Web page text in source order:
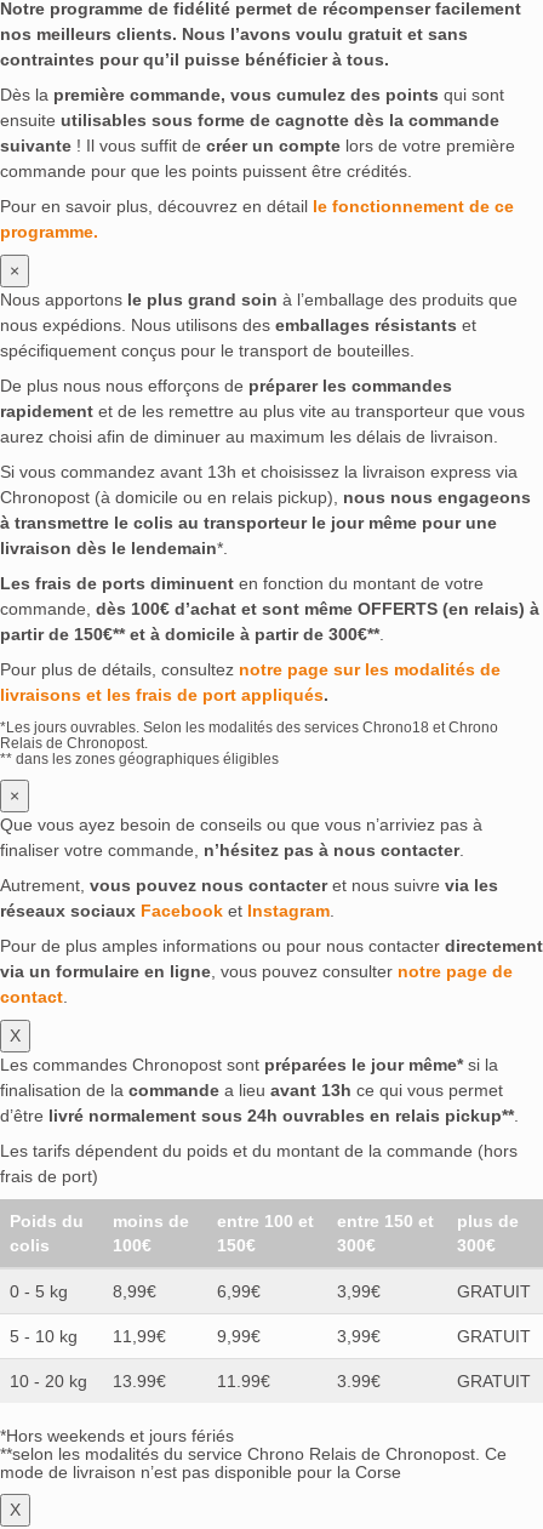
Notre programme de fidélité permet de récompenser facilement
nos meilleurs clients. Nous l’avons voulu gratuit et sans
contraintes pour qu’il puisse bénéficier à tous.
Dès la première commande, vous cumulez des points qui sont
ensuite utilisables sous forme de cagnotte dès la commande
suivante ! Il vous suffit de créer un compte lors de votre première
commande pour que les points puissent être crédités.
Pour en savoir plus, découvrez en détail le fonctionnement de ce
programme.
×
Nous apportons le plus grand soin à l’emballage des produits que
nous expédions. Nous utilisons des emballages résistants et
spécifiquement conçus pour le transport de bouteilles.
De plus nous nous efforçons de préparer les commandes
rapidement et de les remettre au plus vite au transporteur que vous
aurez choisi afin de diminuer au maximum les délais de livraison.
Si vous commandez avant 13h et choisissez la livraison express via
Chronopost (à domicile ou en relais pickup), nous nous engageons
à transmettre le colis au transporteur le jour même pour une
livraison dès le lendemain*.
Les frais de ports diminuent en fonction du montant de votre
commande, dès 100€ d’achat et sont même OFFERTS (en relais) à
partir de 150€** et à domicile à partir de 300€**.
Pour plus de détails, consultez notre page sur les modalités de
livraisons et les frais de port appliqués.
*Les jours ouvrables. Selon les modalités des services Chrono18 et Chrono
Relais de Chronopost.
** dans les zones géographiques éligibles
×
Que vous ayez besoin de conseils ou que vous n’arriviez pas à
finaliser votre commande, n’hésitez pas à nous contacter.
Autrement, vous pouvez nous contacteret nous suivre via les
réseaux sociaux Facebook et Instagram.
Pour de plus amples informations ou pour nous contacter directement
via un formulaire en ligne, vous pouvez consulter notre page de
contact.
X
Les commandes Chronopost sont préparées le jour même*si la
finalisation de la commande a lieu avant 13h ce qui vous permet
d’être livré normalement sous 24h ouvrables en relais pickup**.
Les tarifs dépendent du poids et du montant de la commande (hors
frais de port)
Poids du
colis
moins de
100€
entre 100 et
150€
entre 150 et
300€
plus de
300€
0 - 5 kg 8,99€ 6,99€ 3,99€ GRATUIT
5 - 10 kg 11,99€ 9,99€ 3,99€ GRATUIT
10 - 20 kg 13.99€ 11.99€ 3.99€ GRATUIT
*Hors weekends et jours fériés
**selon les modalités du service Chrono Relais de Chronopost. Ce
mode de livraison n’est pas disponible pour la Corse
X